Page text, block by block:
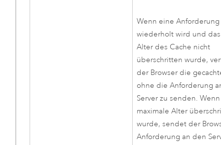
Wenn eine Anforderung
wiederholt wird und
Alter des Cache nicht
überschritten wurde,
der Browser die
ohne die Anforderung
Server zu senden.
maximale Alter
wurde, sendet der
Anforderung an den